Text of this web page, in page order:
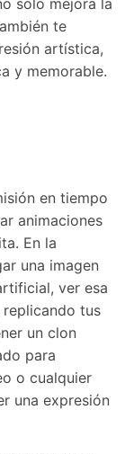
solo mejora la
te
artística,
y memorable.
en tiempo
animaciones
En la
una imagen
ver esa
replicando tus
un clon
para
o cualquier
una expresión